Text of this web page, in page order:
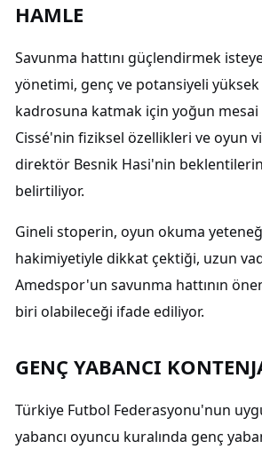
HAMLE
Savunma hattını güçlendirmek
yönetimi, genç ve potansiyeli
kadrosuna katmak için yoğun mesai
Cissé'nin fiziksel özellikleri ve oyun
direktör Besnik Hasi'nin beklentilerini
belirtiliyor.
Gineli stoperin, oyun okuma
hakimiyetiyle dikkat çektiği, uzun
Amedspor'un savunma hattının
biri olabileceği ifade ediliyor.
GENÇ YABANCI
Türkiye Futbol Federasyonu'nun
yabancı oyuncu kuralında genç